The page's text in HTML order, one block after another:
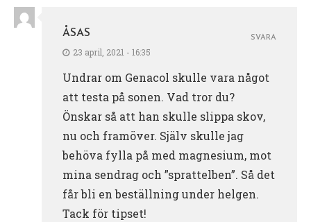
ÅSAS
23 april, 2021 - 16:35
Undrar om Genacol skulle vara något
att testa på sonen. Vad tror du?
Önskar så att han skulle slippa skov,
nu och framöver. Själv skulle jag
behöva fylla på med magnesium, mot
mina sendrag och ”sprattelben”. Så det
får bli en beställning under helgen.
Tack för tipset!
SVARA